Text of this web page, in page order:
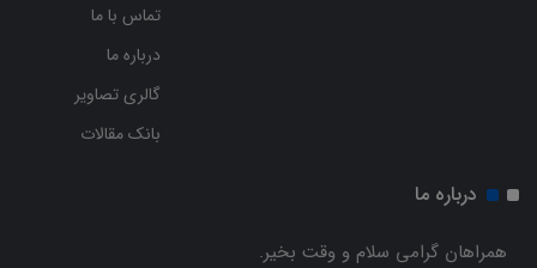
تماس با ما
درباره ما
گالری تصاویر
بانک مقالات
درباره ما
همراهان گرامی سلام و وقت بخیر.